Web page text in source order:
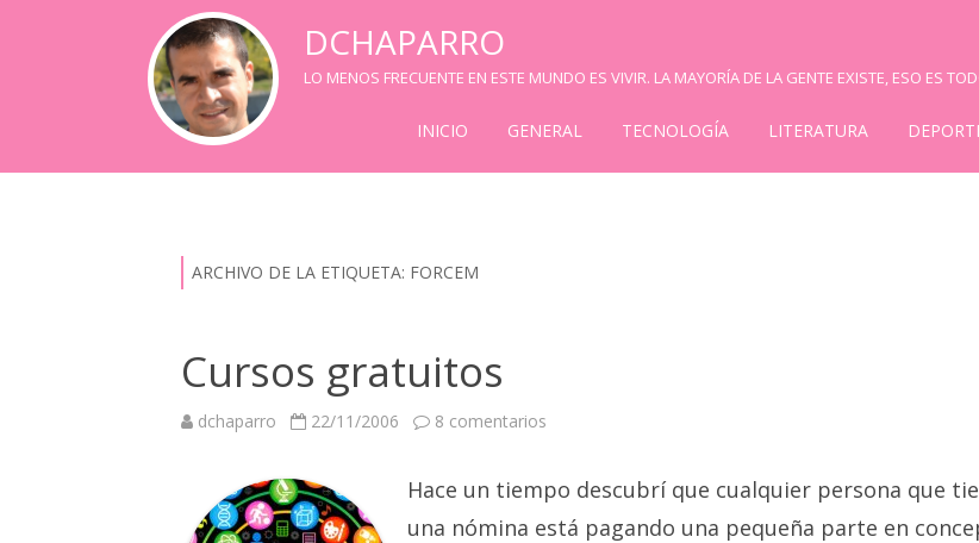
DCHAPARRO
LO MENOS FRECUENTE EN ESTE MUNDO ES VIVIR. LA MAYORÍA DE LA GENTE EXISTE, ESO ES
INICIO GENERAL TECNOLOGÍA LITERATURA
ARCHIVO DE LA ETIQUETA: FORCEM
Cursos gratuitos
dchaparro 22/11/2006 8 comentarios
Hace un tiempo descubrí que cualquier persona que
una nómina está pagando una pequeña parte en